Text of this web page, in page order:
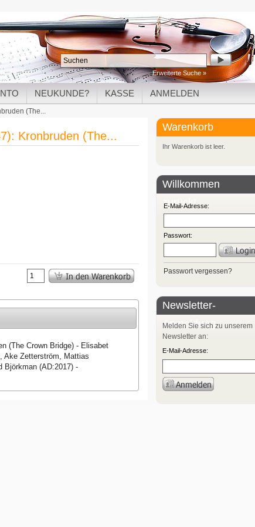
Erweiterte Suche »
NEUKUNDE? KASSE ANMELDEN
(The...
Kronbruden (The...
(The Crown Bridge) - Elisabet
Ake Zetterström, Mattias
Björkman (AD:2017) -
Warenkorb
Ihr Warenkorb ist leer.
Willkommen
zurück!
E-Mail-Adresse:
Passwort:
Passwort vergessen?
Newsletter-
Anmeldung
Melden Sie sich zu unserem
Newsletter an:
E-Mail-Adresse: